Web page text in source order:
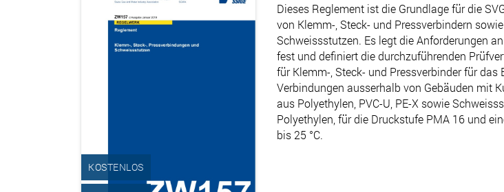
KOSTENLOS
Dieses Reglement ist die Grundlage für die
von Klemm-, Steck- und Pressverbindern
Schweissstutzen. Es legt die Anforderungen
fest und definiert die durchzuführenden
für Klemm-, Steck- und Pressverbinder für das
Verbindungen ausserhalb von Gebäuden mit
aus Polyethylen, PVC-U, PE-X sowie
Polyethylen, für die Druckstufe PMA 16 und
bis 25 °C.